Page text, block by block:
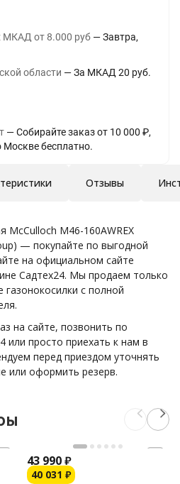
МКАД от 8.000 руб
Завтра
области
За МКАД 20 руб.
Собирайте заказ от 10 000 ₽,
Москве бесплатно.
Отзывы
McCulloch M46-160AWREX
— покупайте по выгодной
на официальном сайте
Садтех24. Мы продаем только
с полной
на сайте, позвонить по
или просто приехать к нам в
перед приездом уточнять
или оформить резерв.
43 990 ₽
40 031 ₽